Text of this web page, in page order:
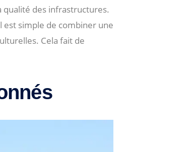
des infrastructures.
est simple de combiner une
Cela fait de